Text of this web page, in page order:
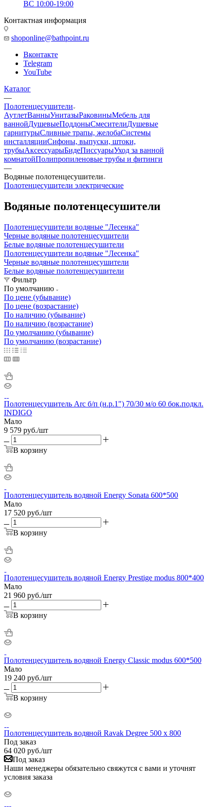
ВС 10:00-19:00
Контактная информация
shoponline@bathpoint.ru
Вконтакте
Telegram
YouTube
Каталог
—
Полотенцесушители
АутлетВанныУнитазыРаковиныМебель для
ваннойДушевыеПоддоныСмесителиДушевые
гарнитурыСливные трапы, желобаСистемы
инсталляцииСифоны, выпуски, штоки,
трубыАксессуарыБидеПиссуарыУход за ванной
комнатойПолипропиленовые трубы и фитинги
—
Водяные полотенцесушители
Полотенцесушители электрические
Водяные полотенцесушители
Полотенцесушители водяные "Лесенка"
Черные водяные полотенцесушители
Белые водяные полотенцесушители
Полотенцесушители водяные "Лесенка"
Черные водяные полотенцесушители
Белые водяные полотенцесушители
Фильтр
По умолчанию
По цене (убывание)
По цене (возрастание)
По наличию (убывание)
По наличию (возрастание)
По умолчанию (убывание)
По умолчанию (возрастание)
Полотенцесушитель Arc б/п (н.р.1") 70/30 м/о 60 бок.подкл.
INDIGO
Мало
9 579 руб./шт
В корзину
Полотенцесушитель водяной Energy Sonata 600*500
Мало
17 520 руб./шт
В корзину
Полотенцесушитель водяной Energy Prestige modus 800*400
Мало
21 960 руб./шт
В корзину
Полотенцесушитель водяной Energy Classic modus 600*500
Мало
19 240 руб./шт
В корзину
Полотенцесушитель водяной Ravak Degree 500 x 800
Под заказ
64 020 руб./шт
Под заказ
Наши менеджеры обязательно свяжутся с вами и уточнят
условия заказа